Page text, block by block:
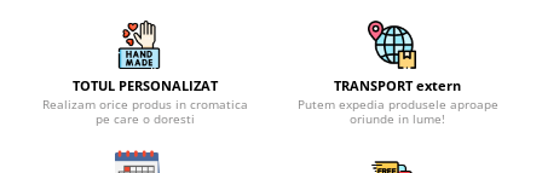
TOTUL PERSONALIZAT
Realizam orice produs in cromatica
pe care o doresti
TRANSPORT extern
Putem expedia produsele aproape
oriunde in lume!